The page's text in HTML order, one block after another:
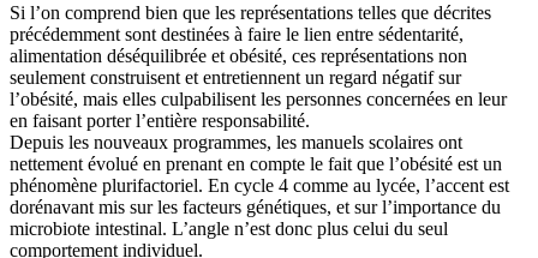
Si l’on comprend bien que les représentations telles que décrites
précédemment sont destinées à faire le lien entre sédentarité,
alimentation déséquilibrée et obésité, ces représentations non
seulement construisent et entretiennent un regard négatif sur
l’obésité, mais elles culpabilisent les personnes concernées en leur
en faisant porter l’entière responsabilité.
Depuis les nouveaux programmes, les manuels scolaires ont
nettement évolué en prenant en compte le fait que l’obésité est un
phénomène plurifactoriel. En cycle 4 comme au lycée, l’accent est
dorénavant mis sur les facteurs génétiques, et sur l’importance du
microbiote intestinal. L’angle n’est donc plus celui du seul
comportement individuel.